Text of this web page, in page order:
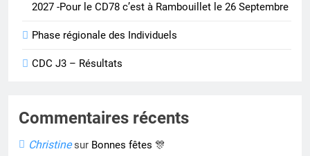
2027 -Pour le CD78 c’est à Rambouillet le 26 Septembre
Phase régionale des Individuels
CDC J3 – Résultats
Commentaires récents
Christinesur Bonnes fêtes 🎊